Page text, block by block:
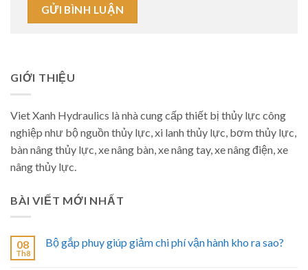
GIỚI THIỆU
Viet Xanh Hydraulics là nhà cung cấp thiết bị thủy lực công
nghiệp như bộ nguồn thủy lực, xi lanh thủy lực, bơm thủy lực,
bàn nâng thủy lực, xe nâng bàn, xe nâng tay, xe nâng điện, xe
nâng thủy lực.
BÀI VIẾT MỚI NHẤT
08
Th8
Bộ gắp phuy giúp giảm chi phí vận hành kho ra sao?